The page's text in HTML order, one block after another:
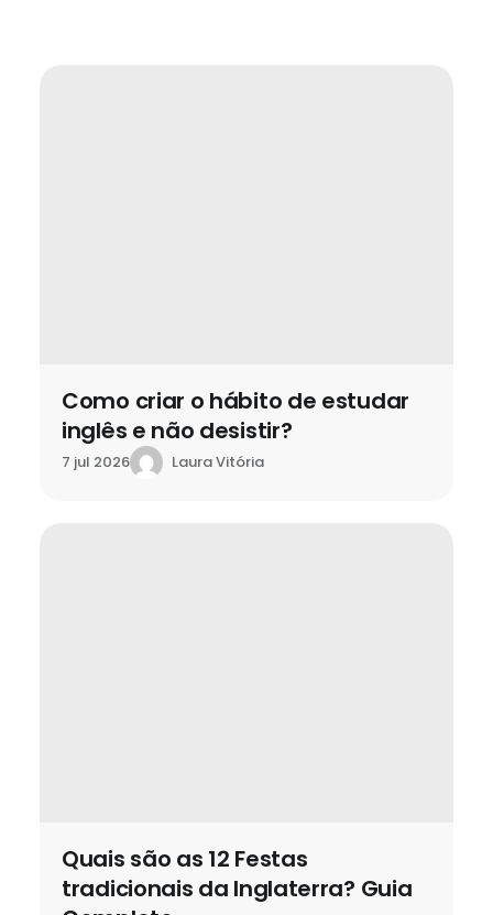
Como criar o hábito de estudar
inglês e não desistir?
7 jul 2026 Laura Vitória
Quais são as 12 Festas
tradicionais da Inglaterra? Guia